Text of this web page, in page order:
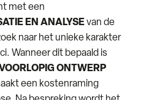
met een
EN ANALYSEvan de
naar het unieke karakter
Wanneer dit bepaald is
ONTWERP
een kostenraming